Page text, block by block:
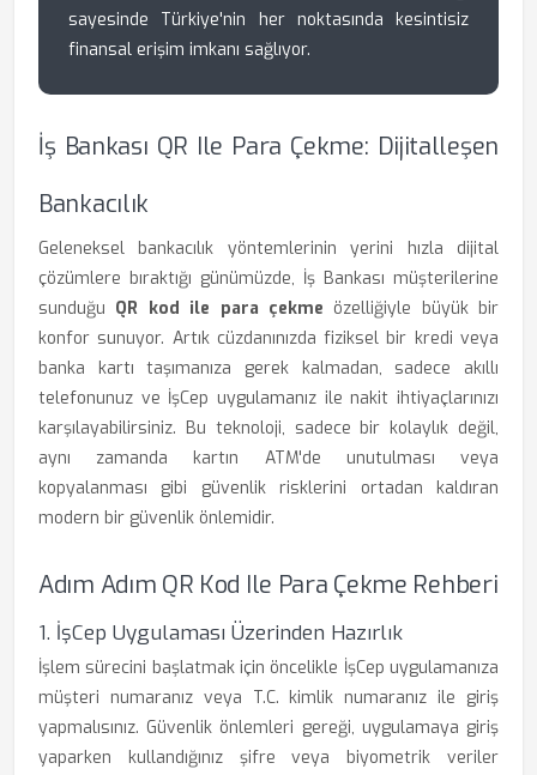
sayesinde Türkiye'nin her noktasında kesintisiz
finansal erişim imkanı sağlıyor.
İş Bankası QR Ile Para Çekme: Dijitalleşen
Bankacılık
Geleneksel bankacılık yöntemlerinin yerini hızla dijital
çözümlere bıraktığı günümüzde, İş Bankası müşterilerine
sunduğu QR kod ile para çekme özelliğiyle büyük bir
konfor sunuyor. Artık cüzdanınızda fiziksel bir kredi veya
banka kartı taşımanıza gerek kalmadan, sadece akıllı
telefonunuz ve İşCep uygulamanız ile nakit ihtiyaçlarınızı
karşılayabilirsiniz. Bu teknoloji, sadece bir kolaylık değil,
aynı zamanda kartın ATM'de unutulması veya
kopyalanması gibi güvenlik risklerini ortadan kaldıran
modern bir güvenlik önlemidir.
Adım Adım QR Kod Ile Para Çekme Rehberi
1. İşCep Uygulaması Üzerinden Hazırlık
İşlem sürecini başlatmak için öncelikle İşCep uygulamanıza
müşteri numaranız veya T.C. kimlik numaranız ile giriş
yapmalısınız. Güvenlik önlemleri gereği, uygulamaya giriş
yaparken kullandığınız şifre veya biyometrik veriler